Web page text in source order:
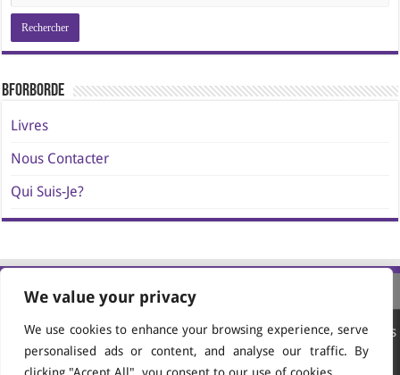
We value your privacy
We use cookies to enhance your browsing experience, serve
personalised ads or content, and analyse our traffic. By
BforBorde
Livres
Nous Contacter
Qui Suis-Je?
Site conçu et propulsé parAVATAR Media Editions
© 2024-2026 Jacques Borde. All Rights Reserved.